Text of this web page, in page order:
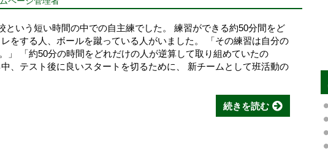
という短い時間の中での自主練でした。 練習ができる約50分間をど
をする人、ボールを蹴っている人がいました。 「その練習は自分の
」 「約50分の時間をどれだけの人が逆算して取り組めていたの
、テスト後に良いスタートを切るために、 新チームとして班活動の
続きを読む